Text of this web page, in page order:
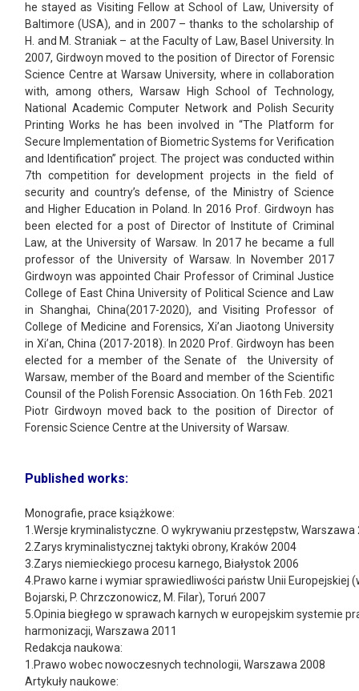
he stayed as Visiting Fellow at School of Law, University of
Baltimore (USA), and in 2007 – thanks to the scholarship of
H. and M. Straniak – at the Faculty of Law, Basel University. In
2007, Girdwoyn moved to the position of Director of Forensic
Science Centre at Warsaw University, where in collaboration
with, among others, Warsaw High School of Technology,
National Academic Computer Network and Polish Security
Printing Works he has been involved in “The Platform for
Secure Implementation of Biometric Systems for Verification
and Identification” project. The project was conducted within
7th competition for development projects in the field of
security and country’s defense, of the Ministry of Science
and Higher Education in Poland. In 2016 Prof. Girdwoyn has
been elected for a post of Director of Institute of Criminal
Law, at the University of Warsaw. In 2017 he became a full
professor of the University of Warsaw. In November 2017
Girdwoyn was appointed Chair Professor of Criminal Justice
College of East China University of Political Science and Law
in Shanghai, China(2017-2020), and Visiting Professor of
College of Medicine and Forensics, Xi’an Jiaotong University
in Xi’an, China (2017-2018). In 2020 Prof. Girdwoyn has been
elected for a member of the Senate of the University of
Warsaw, member of the Board and member of the Scientific
Counsil of the Polish Forensic Association. On 16th Feb. 2021
Piotr Girdwoyn moved back to the position of Director of
Forensic Science Centre at the University of Warsaw.
Published works:
Monografie, prace książkowe:
1.Wersje kryminalistyczne. O wykrywaniu przestępstw, Warszawa
2.Zarys kryminalistycznej taktyki obrony, Kraków 2004
3.Zarys niemieckiego procesu karnego, Białystok 2006
4.Prawo karne i wymiar sprawiedliwości państw Unii Europejskiej
Bojarski, P. Chrzczonowicz, M. Filar), Toruń 2007
5.Opinia biegłego w sprawach karnych w europejskim systemie
harmonizacji, Warszawa 2011
Redakcja naukowa:
1.Prawo wobec nowoczesnych technologii, Warszawa 2008
Artykuły naukowe: